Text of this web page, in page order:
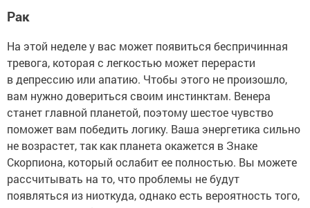
Рак
На этой неделе у вас может появиться беспричинная
тревога, которая с легкостью может перерасти
в депрессию или апатию. Чтобы этого не произошло,
вам нужно довериться своим инстинктам. Венера
станет главной планетой, поэтому шестое чувство
поможет вам победить логику. Ваша энергетика сильно
не возрастет, так как планета окажется в Знаке
Скорпиона, который ослабит ее полностью. Вы можете
рассчитывать на то, что проблемы не будут
появляться из ниоткуда, однако есть вероятность того,